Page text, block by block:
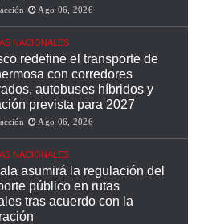
Ago 06, 2026
NACIONALES
redefine el transporte de
con corredores
autobuses híbridos y
prevista para 2027
Ago 06, 2026
NACIONALES
asumirá la regulación del
público en rutas
tras acuerdo con la